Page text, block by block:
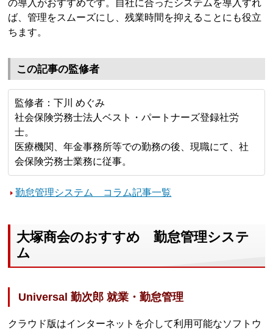
の導入がおすすめです。自社に合ったシステムを導入すれ
ば、管理をスムーズにし、残業時間を抑えることにも役立
ちます。
この記事の監修者
監修者：下川 めぐみ
社会保険労務士法人ベスト・パートナーズ登録社労
士。
医療機関、年金事務所等での勤務の後、現職にて、社
会保険労務士業務に従事。
勤怠管理システム コラム記事一覧
大塚商会のおすすめ 勤怠管理システ
ム
Universal 勤次郎 就業・勤怠管理
クラウド版はインターネットを介して利用可能なソフトウ